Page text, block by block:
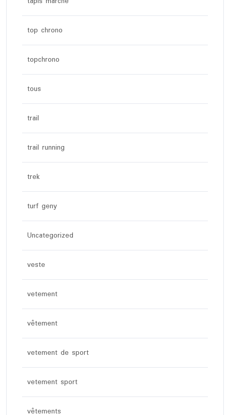
top chrono
topchrono
tous
trail
trail running
trek
turf geny
Uncategorized
veste
vetement
vêtement
vetement de sport
vetement sport
vêtements